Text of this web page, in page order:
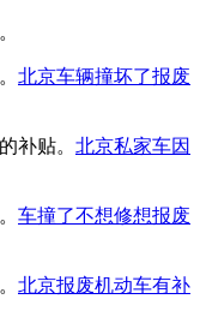
北京车辆撞坏了报废
补贴。 北京私家车因
车撞了不想修想报废
北京报废机动车有补